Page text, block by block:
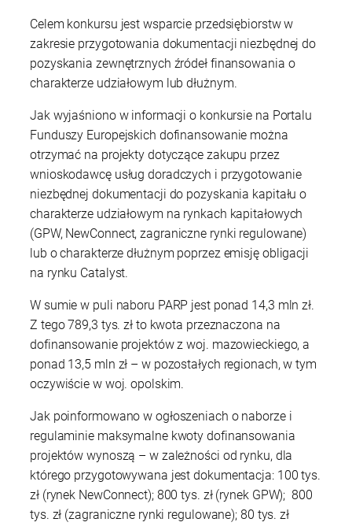
Celem konkursu jest wsparcie przedsiębiorstw w
zakresie przygotowania dokumentacji niezbędnej do
pozyskania zewnętrznych źródeł finansowania o
charakterze udziałowym lub dłużnym.
Jak wyjaśniono w informacji o konkursie na Portalu
Funduszy Europejskich dofinansowanie można
otrzymać na projekty dotyczące zakupu przez
wnioskodawcę usług doradczych i przygotowanie
niezbędnej dokumentacji do pozyskania kapitału o
charakterze udziałowym na rynkach kapitałowych
(GPW, NewConnect, zagraniczne rynki regulowane)
lub o charakterze dłużnym poprzez emisję obligacji
na rynku Catalyst.
W sumie w puli naboru PARP jest ponad 14,3 mln zł.
Z tego 789,3 tys. zł to kwota przeznaczona na
dofinansowanie projektów z woj. mazowieckiego, a
ponad 13,5 mln zł – w pozostałych regionach, w tym
oczywiście w woj. opolskim.
Jak poinformowano w ogłoszeniach o naborze i
regulaminie maksymalne kwoty dofinansowania
projektów wynoszą – w zależności od rynku, dla
którego przygotowywana jest dokumentacja: 100 tys.
zł (rynek NewConnect); 800 tys. zł (rynek GPW); 800
tys. zł (zagraniczne rynki regulowane); 80 tys. zł